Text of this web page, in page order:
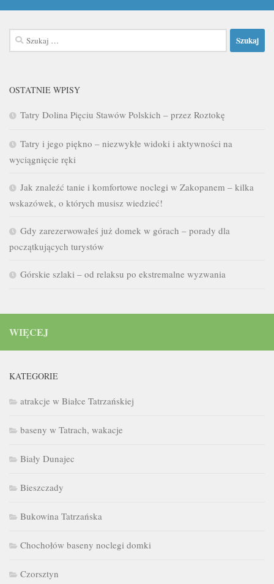
Szukaj:
OSTATNIE WPISY
Tatry Dolina Pięciu Stawów Polskich – przez Roztokę
Tatry i jego piękno – niezwykłe widoki i aktywności na
wyciągnięcie ręki
Jak znaleźć tanie i komfortowe noclegi w Zakopanem – kilka
wskazówek, o których musisz wiedzieć!
Gdy zarezerwowałeś już domek w górach – porady dla
początkujących turystów
Górskie szlaki – od relaksu po ekstremalne wyzwania
WIĘCEJ
KATEGORIE
atrakcje w Białce Tatrzańskiej
baseny w Tatrach, wakacje
Biały Dunajec
Bieszczady
Bukowina Tatrzańska
Chochołów baseny noclegi domki
Czorsztyn